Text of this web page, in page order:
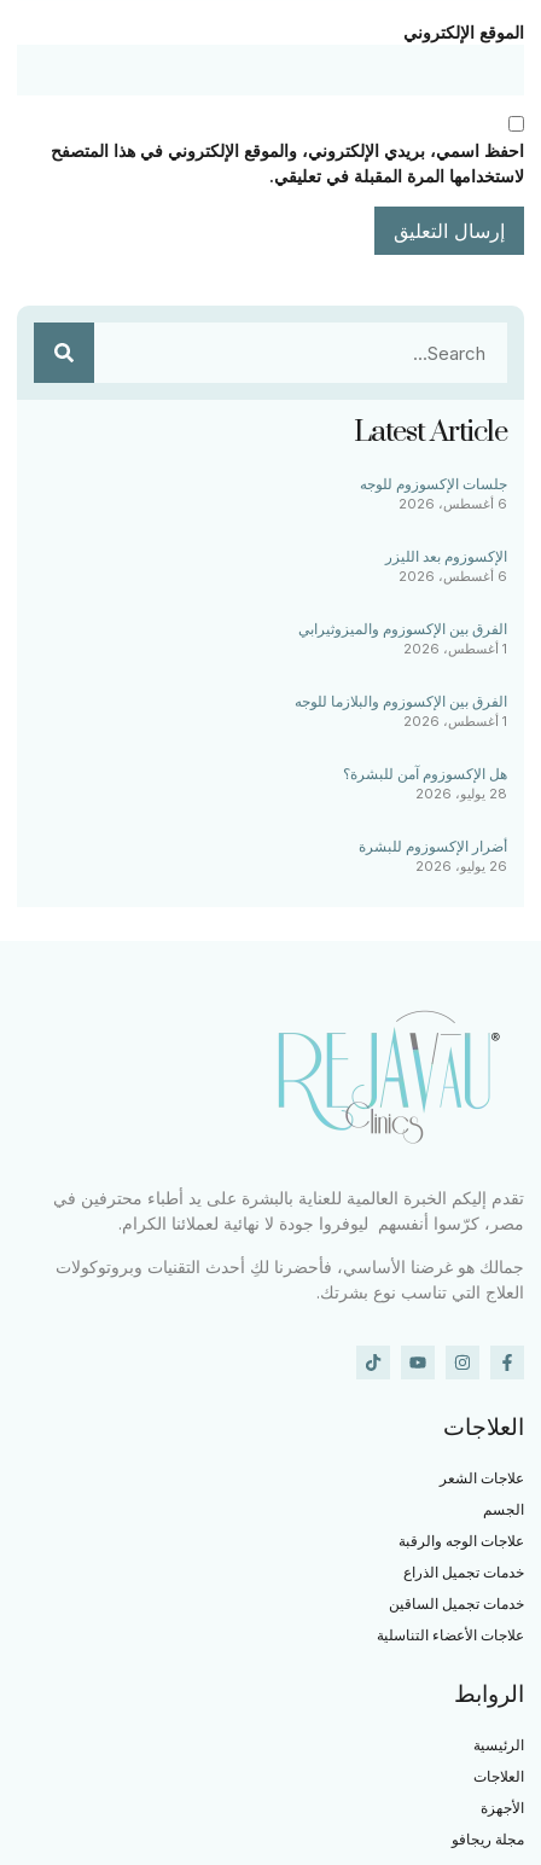
الموقع الإلكتروني
احفظ اسمي، بريدي الإلكتروني، والموقع الإلكتروني في هذا المتصفح
لاستخدامها المرة المقبلة في تعليقي.
Latest Article
جلسات الإكسوزوم للوجه
6 أغسطس، 2026
الإكسوزوم بعد الليزر
6 أغسطس، 2026
الفرق بين الإكسوزوم والميزوثيرابي
1 أغسطس، 2026
الفرق بين الإكسوزوم والبلازما للوجه
1 أغسطس، 2026
هل الإكسوزوم آمن للبشرة؟
28 يوليو، 2026
أضرار الإكسوزوم للبشرة
26 يوليو، 2026
تقدم إليكم الخبرة العالمية للعناية بالبشرة على يد أطباء محترفين في
مصر، كرّسوا أنفسهم ليوفروا جودة لا نهائية لعملائنا الكرام.
جمالك هو غرضنا الأساسي، فأحضرنا لكِ أحدث التقنيات وبروتوكولات
العلاج التي تناسب نوع بشرتك.
العلاجات
علاجات الشعر
الجسم
علاجات الوجه والرقبة
خدمات تجميل الذراع
خدمات تجميل الساقين
علاجات الأعضاء التناسلية
الروابط
الرئيسية
العلاجات
الأجهزة
مجلة ريجافو